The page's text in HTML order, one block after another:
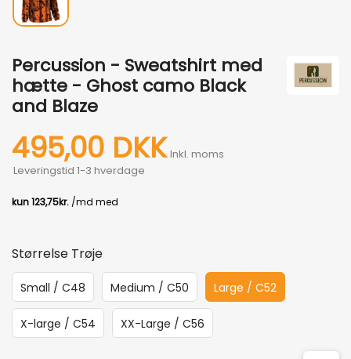
Percussion - Sweatshirt med
hætte - Ghost camo Black
and Blaze
495,00 DKK Inkl. moms
Leveringstid 1-3 hverdage
Størrelse Trøje
Small / C48 Medium / C50 Large / C52
X-large / C54 XX-Large / C56